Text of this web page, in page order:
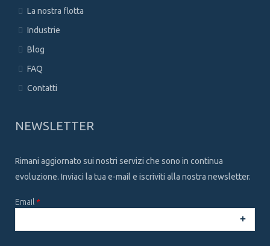
La nostra flotta
Industrie
Blog
FAQ
Contatti
NEWSLETTER
Rimani aggiornato sui nostri servizi che sono in continua
evoluzione. Inviaci la tua e-mail e iscriviti alla nostra newsletter.
Email *